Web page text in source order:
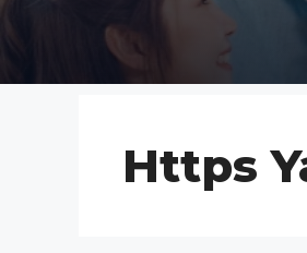
Https